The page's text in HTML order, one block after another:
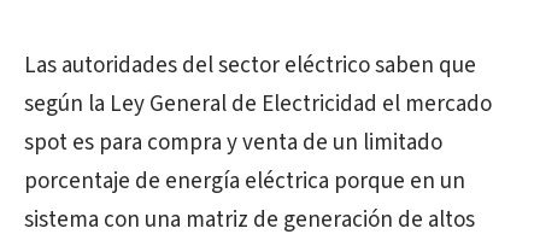
Las autoridades del sector eléctrico saben que
según la Ley General de Electricidad el mercado
spot es para compra y venta de un limitado
porcentaje de energía eléctrica porque en un
sistema con una matriz de generación de altos